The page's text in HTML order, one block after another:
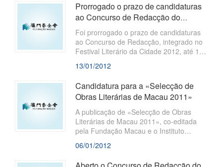
a permitir que os cidadãos de Macau
conheçam melhor a cultura chinesa,
arranca nos próximos dias 20 a 29 de
Janeiro de 2012,
Prorrogado o prazo de candidaturas
ao Concurso de Redacção do
Festival Literário da Cidade 2012
Foi prorrogado o prazo de candidaturas
ao Concurso de Redacção, integrado no
Festival Literário da Cidade 2012, até 17
de Fevereiro de 2012 (sexta-feira). O
evento é co-organizado pela Fundação
13/01/2012
Candidatura para a «Selecção de
Obras Literárias de Macau 2011»
A publicação de «Selecção de Obras
Literárias de Macau 2011», co-editada
pela Fundação Macau e o Instituto
Cultural do Governo da RAEM, que com
vista a promover o desenvolvimento
06/01/2012